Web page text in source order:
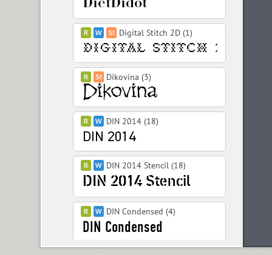
Digital Stitch 2D (1)
Dikovina (3)
DIN 2014 (18)
DIN 2014 Stencil (18)
DIN Condensed (4)